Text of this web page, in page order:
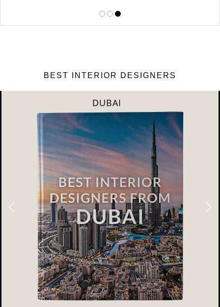
BEST INTERIOR DESIGNERS
DUBAI